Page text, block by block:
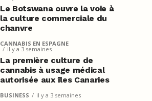
Le Botswana ouvre la voie à
la culture commerciale du
chanvre
CANNABIS EN ESPAGNE
il y a 3 semaines
La première culture de
cannabis à usage médical
autorisée aux îles Canaries
BUSINESS il y a 3 semaines